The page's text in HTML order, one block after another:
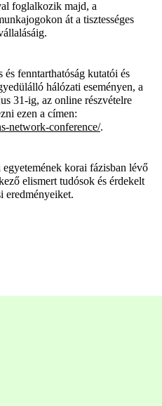
foglalkozik majd, a
át a tisztességes
fenntarthatóság kutatói és
hálózati eseményen, a
31-ig, az online részvételre
ezen a címen:
network-conference/.
korai fázisban lévő
elismert tudósok és érdekelt
eredményeiket.